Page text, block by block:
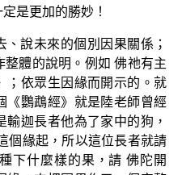
是更加的勝妙！
說未來的個別因果關係；
體的說明。例如 佛祂有主
；依眾生因緣而開示的。就
《鸚鵡經》就是陸老師曾經
迦長者他為了家中的狗，
個緣起，所以這位長者就請
下什麼樣的果，請 佛陀開